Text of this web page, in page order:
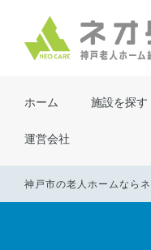
ホーム 施設を探す
運営会社
神戸市の老人ホームなら